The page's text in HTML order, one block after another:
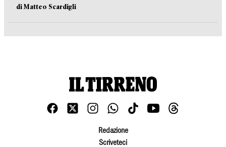
di Matteo Scardigli
Redazione
Scriveteci